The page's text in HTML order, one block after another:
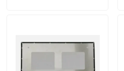
Nach Hause